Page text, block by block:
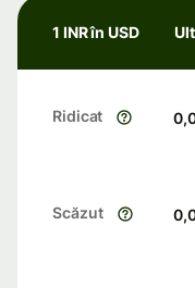
1 INR în USD
Ridicat
Scăzut